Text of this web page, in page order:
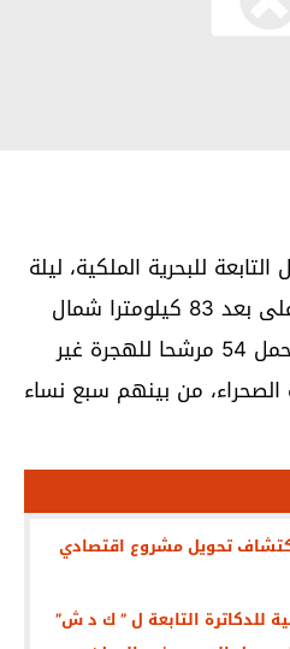
للبحرية الملكية، ليلة
الاثنين 24 شتنبر الجاري، على بعد 83 كيلومترا شمال
غرب ميناء طنطان، زورقا يحمل 54 مرشحا للهجرة غير
الصحراء، من بينهم سبع نساء
تحويل مشروع اقتصادي
للدكاترة التابعة ل ” ك د ش”